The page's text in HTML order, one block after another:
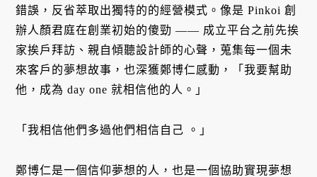
錯誤，反省萃取出獨特的的經營模式。像是 Pinkoi 創
辦人顏君庭在創業初始的傻勁 —— 成立平台之前先挨
家挨戶拜訪、親自傾聽設計師的心聲，蒐集每一個未
來客戶的夢想故事，也深獲鄭博仁感動，「我要幫助
他，成為 day one 就相信他的人。」
「我相信他們多過他們相信自己 。」
鄭博仁是一個信仰夢想的人，也是一個協助實現夢想